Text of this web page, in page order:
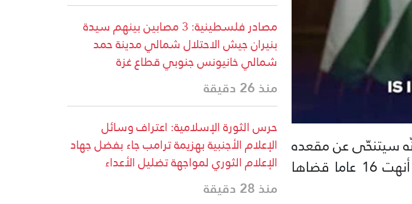
أنّه سيتنحّى عن مقعده
في البرلمان بعدما مُني ائتلافه بهزيمة انتخابية ساحقة أنهت 16 عاما قضاها
مصادر فلسطينية: 3 مصابين بينهم سيدة
بنيران جيش الاحتلال شمالي مدينة حمد
شمالي خانيونس جنوبي قطاع غزة
منذ 26 دقيقة
حرس الثورة الإسلامية: اعتراف وسائل
الإعلام الأجنبية بهزيمة ترامب جاء بفضل جهاد
الإعلام الثوري لمواجهة تضليل الأعداء
منذ 28 دقيقة